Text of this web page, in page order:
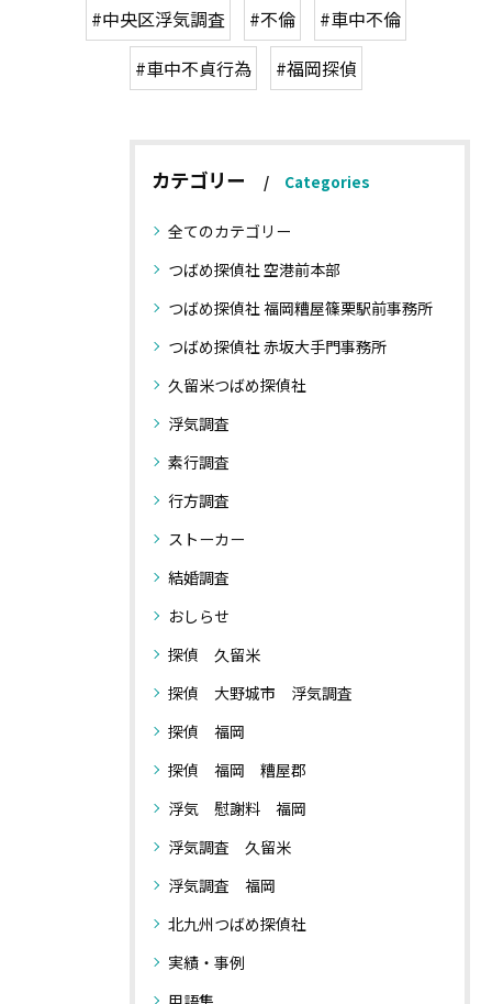
#中央区浮気調査 #不倫
#車中不倫
#車中不貞行為
#福岡探偵
カテゴリー Categories
全てのカテゴリー
つばめ探偵社 空港前本部
つばめ探偵社 福岡糟屋篠栗駅前事務所
つばめ探偵社 赤坂大手門事務所
久留米つばめ探偵社
浮気調査
素行調査
行方調査
ストーカー
結婚調査
おしらせ
探偵 久留米
探偵 大野城市 浮気調査
探偵 福岡
探偵 福岡 糟屋郡
浮気 慰謝料 福岡
浮気調査 久留米
浮気調査 福岡
北九州つばめ探偵社
実績・事例